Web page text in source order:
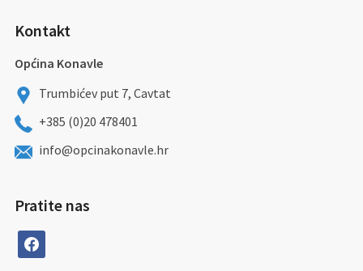
Kontakt
Općina Konavle
Trumbićev put 7, Cavtat
+385 (0)20 478401
info@opcinakonavle.hr
Pratite nas
facebook